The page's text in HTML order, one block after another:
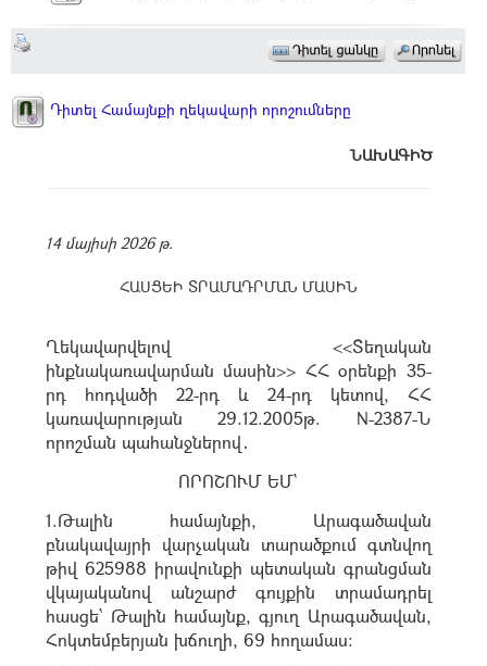
Դիտել Համայնքի ղեկավարի որոշումները
ՆԱԽԱԳԻԾ
14 մայիսի 2026 թ.
ՀԱՍՑԵԻ ՏՐԱՄԱԴՐՄԱՆ ՄԱՍԻՆ
Ղեկավարվելով <<Տեղական
ինքնակառավարման մասին>> ՀՀ օրենքի 35-
րդ հոդվածի 22-րդ և 24-րդ կետով, ՀՀ
կառավարության 29.12.2005թ. N-2387-Ն
որոշման պահանջներով․
ՈՐՈՇՈՒՄ ԵՄ`
1.Թալին համայնքի, Արագածավան
բնակավայրի վարչական տարածքում գտնվող
թիվ 625988 իրավունքի պետական գրանցման
վկայականով անշարժ գույքին տրամադրել
հասցե՝ Թալին համայնք, գյուղ Արագածավան,
Հոկտեմբերյան խճուղի, 69 հողամաս։